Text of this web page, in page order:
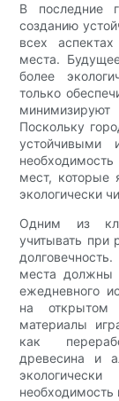
В последние
созданию
всех
места.
более
только
Поскольку
устойчивыми
мест, которые
экологически
Одним из
учитывать при
места должны
ежедневного
на открытом
материалы
как
древесина и
необходимость